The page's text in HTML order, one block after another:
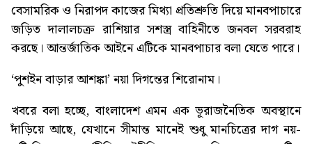
বেসামরিক ও নিরাপদ কাজের মিথ্যা প্রতিশ্রুতি দিয়ে মানবপাচারে
জড়িত দালালচক্র রাশিয়ার সশস্ত্র বাহিনীতে জনবল সরবরাহ
করছে। আন্তর্জাতিক আইনে এটিকে মানবপাচার বলা যেতে পারে।
‘পুশইন বাড়ার আশঙ্কা’নয়া দিগন্তের শিরোনাম।
খবরে বলা হচ্ছে, বাংলাদেশ এমন এক ভূরাজনৈতিক অবস্থানে
দাঁড়িয়ে আছে, যেখানে সীমান্ত মানেই শুধু মানচিত্রের দাগ নয়-